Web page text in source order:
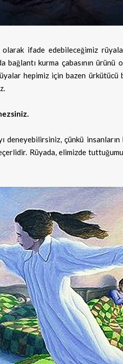
olarak ifade edebileceğimiz
kurma çabasının ürünü
hepimiz için bazen
deneyebilirsiniz, çünkü
Rüyada, elimizde